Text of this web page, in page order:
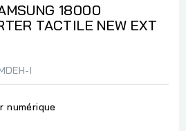
18000
TACTILE NEW EXT
I
numérique